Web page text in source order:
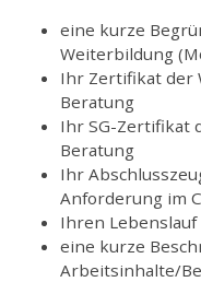
eine kurze
Weiterbildung
Ihr Zertifikat der
Beratung
Ihr SG-Zertifikat
Beratung
Ihr
Anforderung im
Ihren Lebenslauf
eine kurze
Arbeitsinhalte/